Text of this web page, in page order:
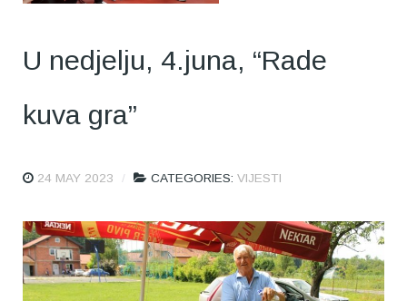
U nedjelju, 4.juna, “Rade
kuva gra”
24 MAY 2023 CATEGORIES: VIJESTI